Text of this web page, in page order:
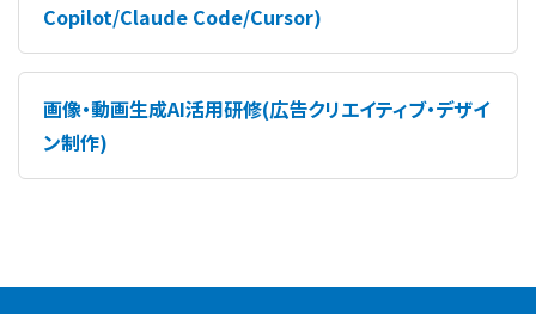
Copilot/Claude Code/Cursor)
画像・動画生成AI活用研修(広告クリエイティブ・デザイ
ン制作)